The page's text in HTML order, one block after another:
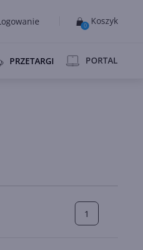
0 Koszyk
PRZETARGI PORTAL
1